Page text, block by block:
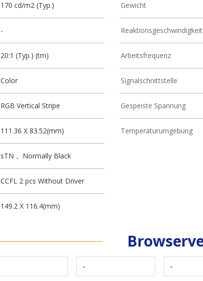
170 cd/m2 (Typ.)
-
20:1 (Typ.) (tm)
Color
RGB Vertical Stripe
111.36 X 83.52(mm)
sTN， Normally Black
CCFL 2 pcs Without Driver
149.2 X 116.4(mm)
Gewicht
Reaktionsgeschwindigkeit
Arbeitsfrequenz
Signalschnittstelle
Gespeiste Spannung
Temperaturumgebung
- -